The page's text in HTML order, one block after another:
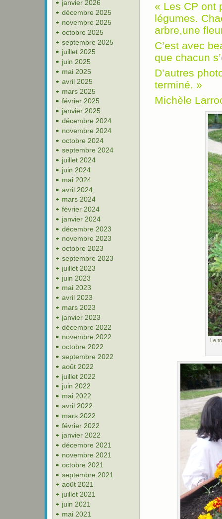
janvier 2026
décembre 2025
novembre 2025
octobre 2025
septembre 2025
juillet 2025
juin 2025
mai 2025
avril 2025
mars 2025
février 2025
janvier 2025
décembre 2024
novembre 2024
octobre 2024
septembre 2024
juillet 2024
juin 2024
mai 2024
avril 2024
mars 2024
février 2024
janvier 2024
décembre 2023
novembre 2023
octobre 2023
septembre 2023
juillet 2023
juin 2023
mai 2023
avril 2023
mars 2023
janvier 2023
décembre 2022
novembre 2022
octobre 2022
septembre 2022
août 2022
juillet 2022
juin 2022
mai 2022
avril 2022
mars 2022
février 2022
janvier 2022
décembre 2021
novembre 2021
octobre 2021
septembre 2021
août 2021
juillet 2021
juin 2021
mai 2021
« Les CP ont
légumes.
arbre,une
C’est avec
que chacun
D’autres
terminé. »
Michèle
Le